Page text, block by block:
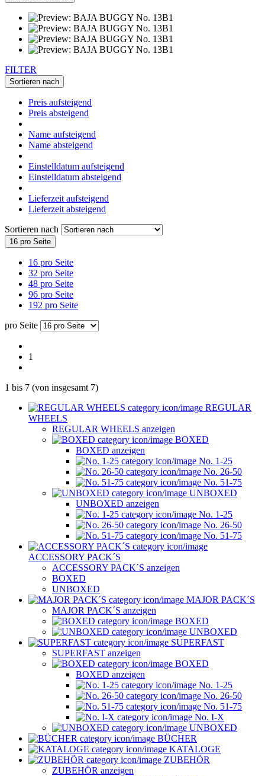
FILTER
Sortieren nach
Preis aufsteigend
Preis absteigend
Name aufsteigend
Name absteigend
Einstelldatum aufsteigend
Einstelldatum absteigend
Lieferzeit aufsteigend
Lieferzeit absteigend
Sortieren nach
16 pro Seite
16 pro Seite
32 pro Seite
48 pro Seite
96 pro Seite
192 pro Seite
pro Seite
1
1 bis 7 (von insgesamt 7)
REGULAR
WHEELS
REGULAR WHEELS anzeigen
BOXED
BOXED anzeigen
No. 1-25
No. 26-50
No. 51-75
UNBOXED
UNBOXED anzeigen
No. 1-25
No. 26-50
No. 51-75
ACCESSORY PACK´S
ACCESSORY PACK´S anzeigen
BOXED
UNBOXED
MAJOR PACK´S
MAJOR PACK´S anzeigen
BOXED
UNBOXED
SUPERFAST
SUPERFAST anzeigen
BOXED
BOXED anzeigen
No. 1-25
No. 26-50
No. 51-75
No. I-X
UNBOXED
BÜCHER
KATALOGE
ZUBEHÖR
ZUBEHÖR anzeigen